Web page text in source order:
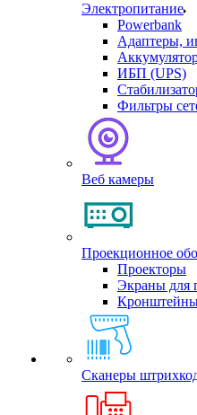
Электропитание
Powerbank
Адаптеры,
ИБП (UPS)
Фильтры
Веб камеры
Проекционное
Проекторы
Экраны для
Кронштейны
Сканеры